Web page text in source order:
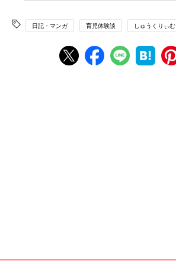
日記・マンガ 育児体験談 しゅうくりぃむ